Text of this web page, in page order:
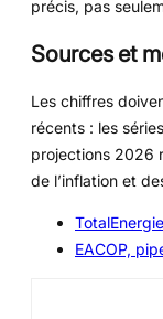
précis, pas
Sources et
Les chiffres
récents : les
projections 2026
de l’inflation et
EACOP,